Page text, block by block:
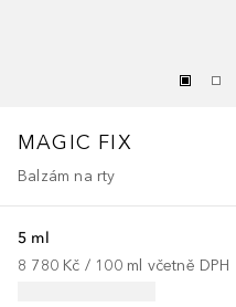
MAGIC FIX
Balzám na rty
5 ml
8 780 Kč / 100 ml včetně DPH